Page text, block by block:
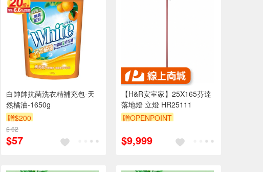
白帥帥抗菌洗衣精補充包-天
然橘油-1650g
贈$200
$ 62
$57
【H&R安室家】25X165芬達
落地燈 立燈 HR25111
贈OPENPOINT
$9,999